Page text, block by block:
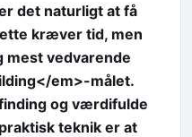
det naturligt at få
kræver tid, men
vedvarende
em>-målet.
og værdifulde
teknik er at